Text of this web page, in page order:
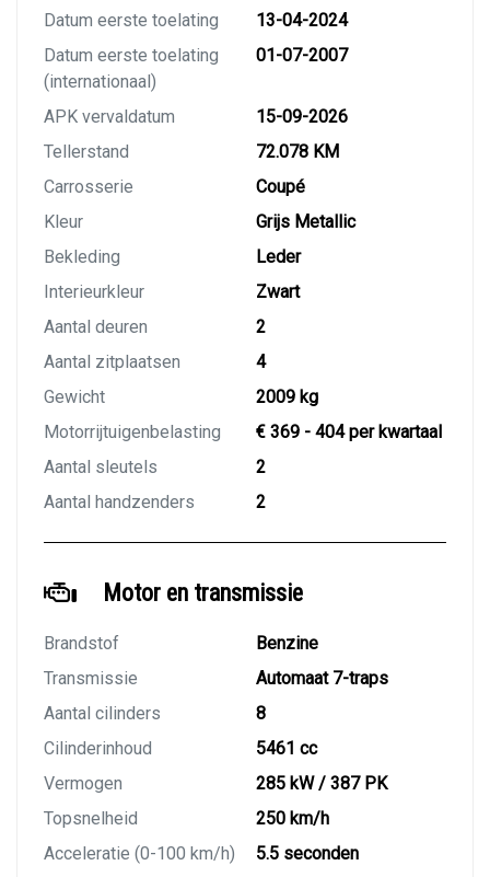
Datum eerste toelating
13-04-2024
Datum eerste toelating
(internationaal)
01-07-2007
APK vervaldatum
15-09-2026
Tellerstand
72.078 KM
Carrosserie
Coupé
Kleur
Grijs Metallic
Bekleding
Leder
Interieurkleur
Zwart
Aantal deuren
2
Aantal zitplaatsen
4
Gewicht
2009 kg
Motorrijtuigenbelasting
€ 369 - 404 per kwartaal
Aantal sleutels
2
Aantal handzenders
2
Motor en transmissie
Brandstof
Benzine
Transmissie
Automaat 7-traps
Aantal cilinders
8
Cilinderinhoud
5461 cc
Vermogen
285 kW / 387 PK
Topsnelheid
250 km/h
Acceleratie (0-100 km/h)
5.5 seconden